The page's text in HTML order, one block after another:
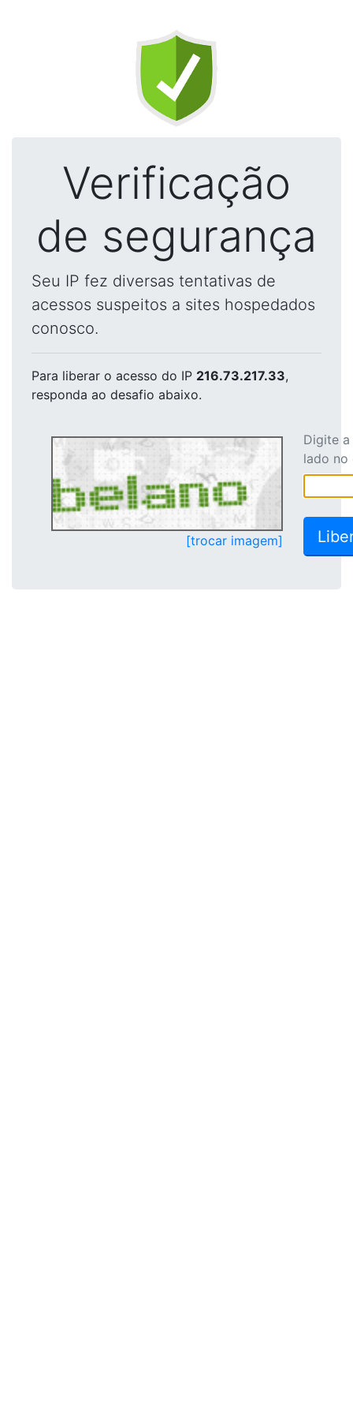
Verificação
de segurança
Seu IP fez diversas tentativas de
acessos suspeitos a sites hospedados
conosco.
Para liberar o acesso do IP 216.73.217.33,
responda ao desafio abaixo.
[trocar imagem]
Digite
lado no